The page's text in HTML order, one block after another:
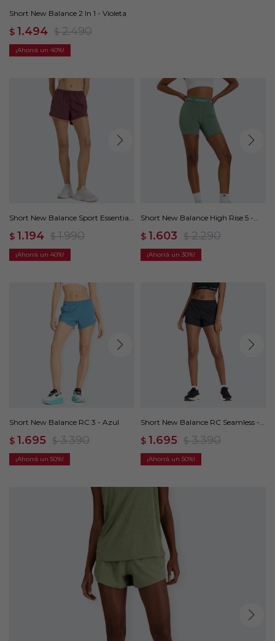
Short New Balance 2 In 1 - Violeta
$ 1.494 $ 2.490
40
Short New Balance Sport Essentials
$ 1.194 $ 1.990
40
Short New Balance High Rise 5 -
$ 1.603 $ 2.290
30
Short New Balance RC 3 - Azul
$ 1.695 $ 3.390
50
Short New Balance RC Seamless -
$ 1.695 $ 3.390
50